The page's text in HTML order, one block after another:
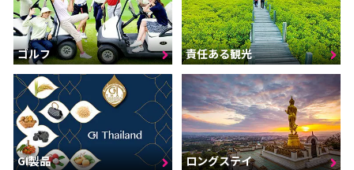
ゴルフ 責任ある観光
GI製品 ロングステイ